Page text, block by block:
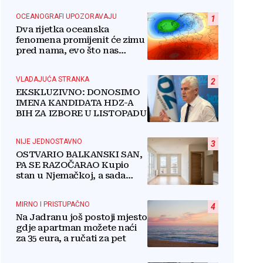
1
OCEANOGRAFI UPOZORAVAJU
Dva rijetka oceanska
fenomena promijenit će zimu
pred nama, evo što nas
2
VLADAJUĆA STRANKA
EKSKLUZIVNO: DONOSIMO
IMENA KANDIDATA HDZ-A
BIH ZA IZBORE U LISTOPADU
3
NIJE JEDNOSTAVNO
OSTVARIO BALKANSKI SAN,
PA SE RAZOČARAO Kupio
stan u Njemačkoj, a sada
4
MIRNO I PRISTUPAČNO
Na Jadranu još postoji mjesto
gdje apartman možete naći
za 35 eura, a ručati za pet